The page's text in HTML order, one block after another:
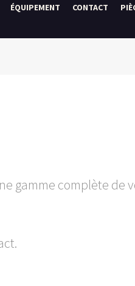
ÉQUIPEMENT CONTACT
gamme complète